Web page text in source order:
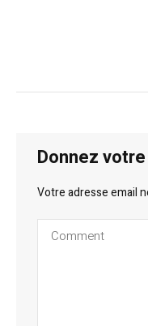
Donnez
Votre adresse email